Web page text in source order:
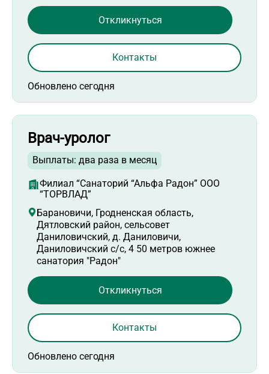
Обновлено сегодня
Откликнуться
Контакты
Врач-уролог
Выплаты: два раза в месяц
Филиал “Санаторий “Альфа Радон” ООО
“ТОРВЛАД”
Барановичи, Гродненская область,
Дятловский район, сельсовет
Даниловичский, д. Даниловичи,
Даниловичский с/с, 4 50 метров южнее
санатория "Радон"
Обновлено сегодня
Откликнуться
Контакты